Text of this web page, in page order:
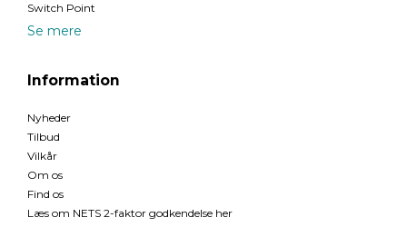
Switch Point
Se mere
Information
Nyheder
Tilbud
Vilkår
Om os
Find os
Læs om NETS 2-faktor godkendelse her